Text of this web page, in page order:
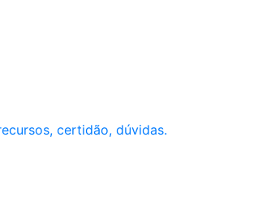
certidão, dúvidas.